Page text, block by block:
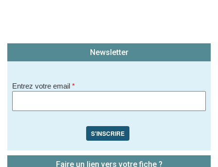
Newsletter
Entrez votre email *
S'INSCRIRE
Faire un lien vers votre fiche ?